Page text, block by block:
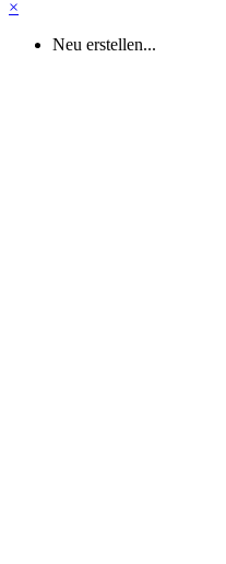
×
Neu erstellen...